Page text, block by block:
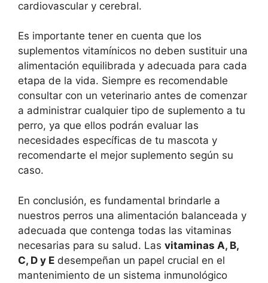
cardiovascular y cerebral.
Es importante tener en cuenta que los
suplementos vitamínicos no deben sustituir una
alimentación equilibrada y adecuada para cada
etapa de la vida. Siempre es recomendable
consultar con un veterinario antes de comenzar
a administrar cualquier tipo de suplemento a tu
perro, ya que ellos podrán evaluar las
necesidades específicas de tu mascota y
recomendarte el mejor suplemento según su
caso.
En conclusión, es fundamental brindarle a
nuestros perros una alimentación balanceada y
adecuada que contenga todas las vitaminas
necesarias para su salud. Las vitaminas A, B,
C, D y E desempeñan un papel crucial en el
mantenimiento de un sistema inmunológico